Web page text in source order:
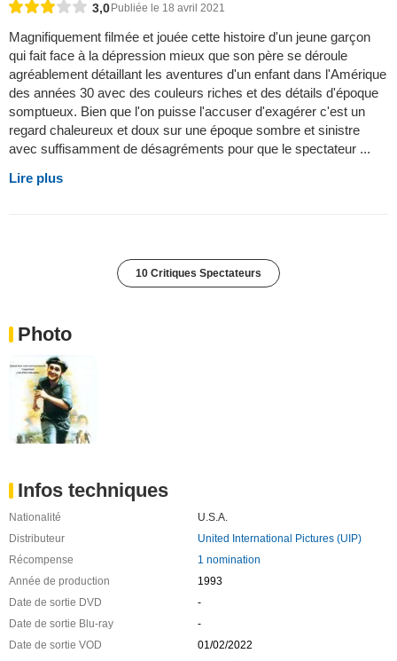
3,0 Publiée le 18 avril 2021
Magnifiquement filmée et jouée cette histoire d'un jeune garçon
qui fait face à la dépression mieux que son père se déroule
agréablement détaillant les aventures d'un enfant dans l'Amérique
des années 30 avec des couleurs riches et des détails d'époque
somptueux. Bien que l'on puisse l'accuser d'exagérer c'est un
regard chaleureux et doux sur une époque sombre et sinistre
avec suffisamment de désagréments pour que le spectateur ...
Lire plus
10 Critiques Spectateurs
Photo
Infos techniques
Nationalité
U.S.A.
Distributeur
United International Pictures (UIP)
Récompense
1 nomination
Année de production
1993
Date de sortie DVD
-
Date de sortie Blu-ray
-
Date de sortie VOD
01/02/2022